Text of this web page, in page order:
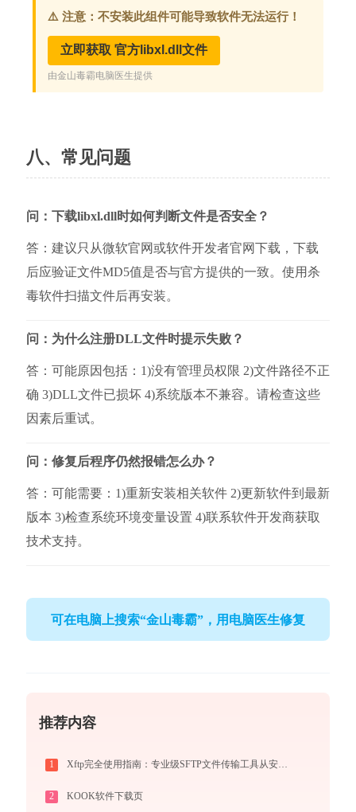
八、常见问题
问：下载libxl.dll时如何判断文件是否安全？
答：建议只从微软官网或软件开发者官网下载，下载
后应验证文件MD5值是否与官方提供的一致。使用杀
毒软件扫描文件后再安装。
问：为什么注册DLL文件时提示失败？
答：可能原因包括：1)没有管理员权限 2)文件路径不正
确 3)DLL文件已损坏 4)系统版本不兼容。请检查这些
因素后重试。
问：修复后程序仍然报错怎么办？
答：可能需要：1)重新安装相关软件 2)更新软件到最新
版本 3)检查系统环境变量设置 4)联系软件开发商获取
技术支持。
可在电脑上搜索“金山毒霸”，用电脑医生修复
推荐内容
1 Xftp完全使用指南：专业级SFTP文件传输工具从安装到精通（2026最新）
2 KOOK软件下载页